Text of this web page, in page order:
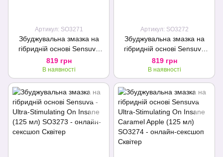
Артикул: SO3271
Збуджувальна змазка на
гібридній основі Sensuva
Ultra-Stimulating On Insane
Caramel Apple (57 мл)
819 грн
В наявності
Артикул: SO3272
Збуджувальна змазка на
гібридній основі Sensuva
Ultra-Stimulating On Insane
Cherry Pop (57 мл)
819 грн
В наявності